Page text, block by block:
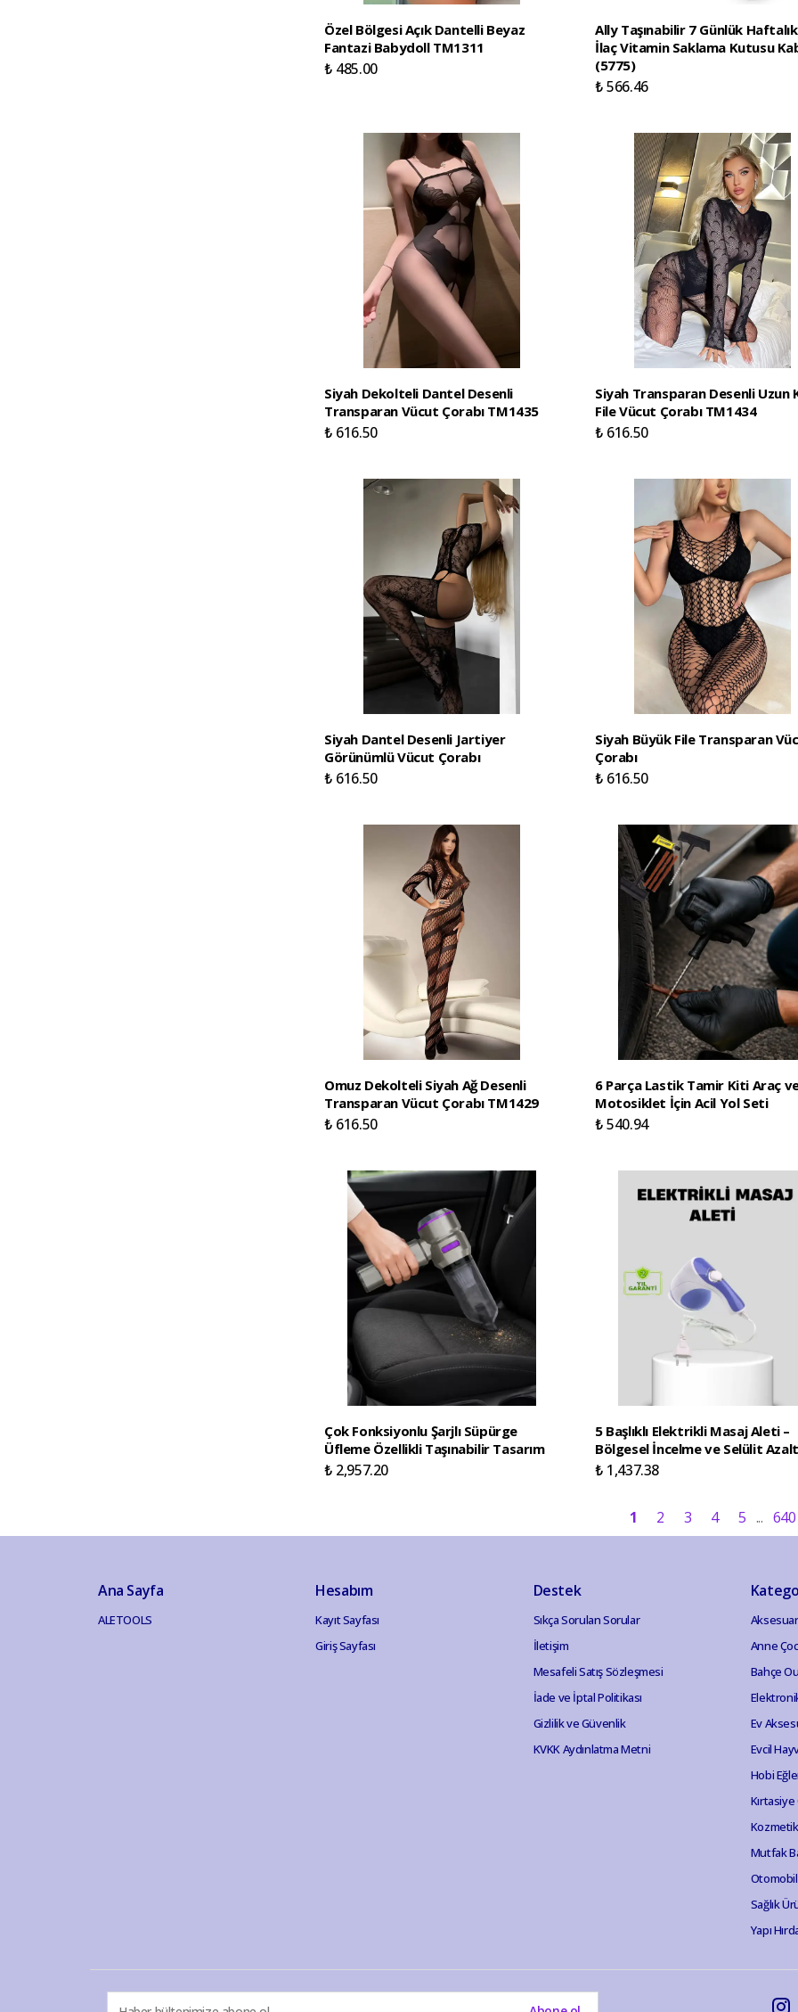
Özel Bölgesi Açık Dantelli Beyaz
Fantazi Babydoll TM1311
₺ 485.00
Ally Taşınabilir 7 Günlük
İlaç Vitamin Saklama Kutusu
(5775)
₺ 566.46
Siyah Dekolteli Dantel Desenli
Transparan Vücut Çorabı TM1435
₺ 616.50
Siyah Transparan Desenli Uzun
File Vücut Çorabı TM1434
₺ 616.50
Siyah Dantel Desenli Jartiyer
Görünümlü Vücut Çorabı
₺ 616.50
Siyah Büyük File Transparan
Çorabı
₺ 616.50
Omuz Dekolteli Siyah Ağ Desenli
Transparan Vücut Çorabı TM1429
₺ 616.50
6 Parça Lastik Tamir Kiti Araç
Motosiklet İçin Acil Yol Seti
₺ 540.94
Çok Fonksiyonlu Şarjlı Süpürge
Üfleme Özellikli Taşınabilir Tasarım
₺ 2,957.20
5 Başlıklı Elektrikli Masaj Aleti –
Bölgesel İncelme ve Selülit
₺ 1,437.38
1 2 3 4 5 640
Ana Sayfa
ALETOOLS
Hesabım
Kayıt Sayfası
Giriş Sayfası
Destek
Sıkça Sorulan Sorular
İletişim
Mesafeli Satış Sözleşmesi
İade ve İptal Politikası
Gizlilik ve Güvenlik
KVKK Aydınlatma Metni
Anne
Bahçe
Ev
Evcil
Hobi
Kozmetik
Mutfak
Sağlık
Yapı